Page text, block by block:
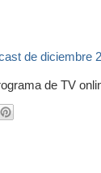
de TV